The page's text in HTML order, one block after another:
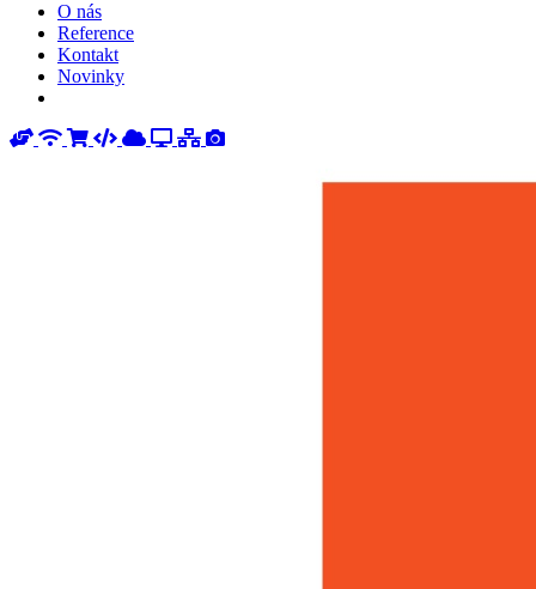
O nás
Reference
Kontakt
Novinky